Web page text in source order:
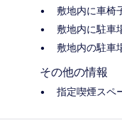
敷地内に車椅
敷地内に駐車
敷地内の駐車
その他の情報
指定喫煙スペ